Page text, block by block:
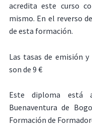
acredita este curso
mismo. En el reverso
de esta formación.
Las tasas de emisión
son de 9 €
Este diploma está
Buenaventura de
Formación de